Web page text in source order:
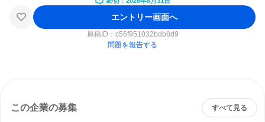
エントリー画面へ
原稿ID： c56f951032bdb8d9
問題を報告する
この企業の募集 すべて見る